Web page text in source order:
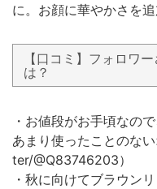
に。お顔に華やかさを追
【口コミ】フォロワ
は？
・お値段がお手頃なの
あまり使ったことのな
ter/@Q83746203）
・秋に向けてブラウン